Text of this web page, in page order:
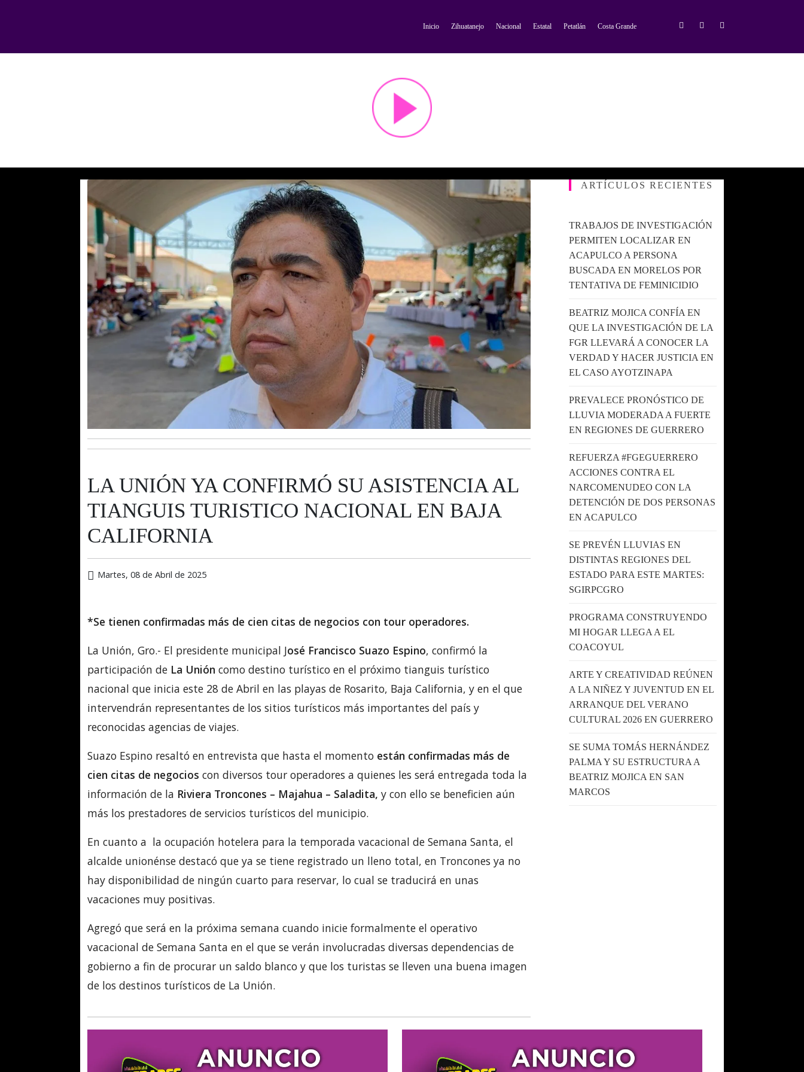
Inicio Zihuatanejo Nacional Estatal Petatlán Costa Grande
LA UNIÓN YA CONFIRMÓ SU ASISTENCIA AL
TIANGUIS TURISTICO NACIONAL EN BAJA
CALIFORNIA
Martes, 08 de Abril de 2025
*Se tienen confirmadas más de cien citas de negocios con tour operadores.
La Unión, Gro.- El presidente municipal José Francisco Suazo Espino, confirmó la
participación de La Unión como destino turístico en el próximo tianguis turístico
nacional que inicia este 28 de Abril en las playas de Rosarito, Baja California, y en el que
intervendrán representantes de los sitios turísticos más importantes del país y
reconocidas agencias de viajes.
Suazo Espino resaltó en entrevista que hasta el momento están confirmadas más de
cien citas de negocios con diversos tour operadores a quienes les será entregada toda la
información de la Riviera Troncones – Majahua – Saladita, y con ello se beneficien aún
más los prestadores de servicios turísticos del municipio.
En cuanto a la ocupación hotelera para la temporada vacacional de Semana Santa, el
alcalde unionénse destacó que ya se tiene registrado un lleno total, en Troncones ya no
hay disponibilidad de ningún cuarto para reservar, lo cual se traducirá en unas
vacaciones muy positivas.
Agregó que será en la próxima semana cuando inicie formalmente el operativo
vacacional de Semana Santa en el que se verán involucradas diversas dependencias de
gobierno a fin de procurar un saldo blanco y que los turistas se lleven una buena imagen
de los destinos turísticos de La Unión.
ARTÍCULOS RECIENTES
TRABAJOS DE INVESTIGACIÓN
PERMITEN LOCALIZAR EN
ACAPULCO A PERSONA
BUSCADA EN MORELOS POR
TENTATIVA DE FEMINICIDIO
BEATRIZ MOJICA CONFÍA EN
QUE LA INVESTIGACIÓN DE LA
FGR LLEVARÁ A CONOCER LA
VERDAD Y HACER JUSTICIA EN
EL CASO AYOTZINAPA
PREVALECE PRONÓSTICO DE
LLUVIA MODERADA A FUERTE
EN REGIONES DE GUERRERO
REFUERZA #FGEGUERRERO
ACCIONES CONTRA EL
NARCOMENUDEO CON LA
DETENCIÓN DE DOS PERSONAS
EN ACAPULCO
SE PREVÉN LLUVIAS EN
DISTINTAS REGIONES DEL
ESTADO PARA ESTE MARTES:
SGIRPCGRO
PROGRAMA CONSTRUYENDO
MI HOGAR LLEGA A EL
COACOYUL
ARTE Y CREATIVIDAD REÚNEN
A LA NIÑEZ Y JUVENTUD EN EL
ARRANQUE DEL VERANO
CULTURAL 2026 EN GUERRERO
SE SUMA TOMÁS HERNÁNDEZ
PALMA Y SU ESTRUCTURA A
BEATRIZ MOJICA EN SAN
MARCOS